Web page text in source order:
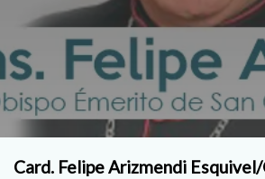
Card. Felipe Arizmendi